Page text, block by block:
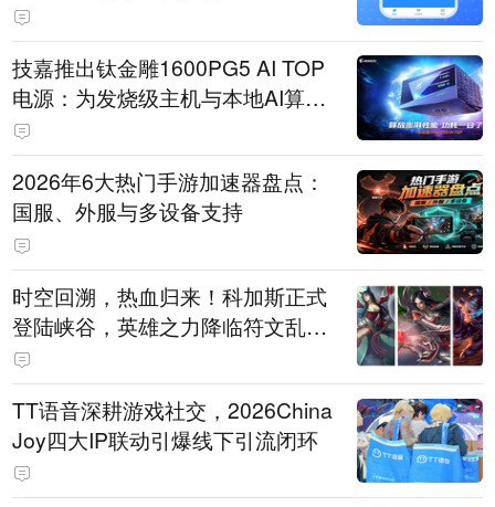
技嘉推出钛金雕1600PG5 AI TOP
电源：为发烧级主机与本地AI算力
打造旗舰供电方案
2026年6大热门手游加速器盘点：
国服、外服与多设备支持
时空回溯，热血归来！科加斯正式
登陆峡谷，英雄之力降临符文乱
斗！
TT语音深耕游戏社交，2026China
Joy四大IP联动引爆线下引流闭环